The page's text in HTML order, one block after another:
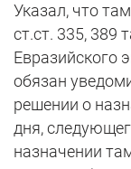
Указал, что
ст.ст. 335, 389
Евразийского
обязан
решении о
дня,
назначении